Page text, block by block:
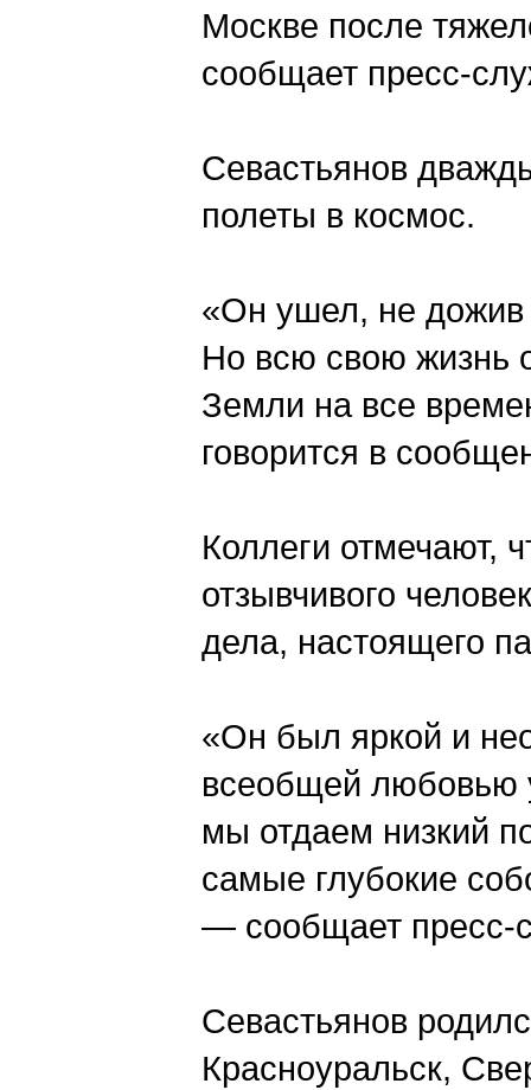
Москве после
сообщает пресс-
Севастьянов
полеты в космос.
«Он ушел, не дожив
Но всю свою жизнь
Земли на все
говорится в
Коллеги отмечают,
отзывчивого
дела, настоящего
«Он был яркой и
всеобщей любовью
мы отдаем низкий
самые глубокие
— сообщает пресс-
Севастьянов
Красноуральск,